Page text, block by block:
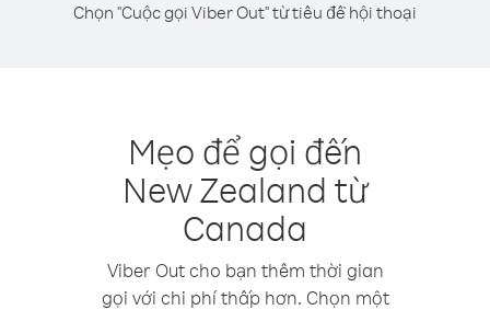
Chọn "Cuộc gọi Viber Out" từ tiêu đề hội thoại
Mẹo để gọi đến
New Zealand từ
Canada
Viber Out cho bạn thêm thời gian
gọi với chi phí thấp hơn. Chọn một